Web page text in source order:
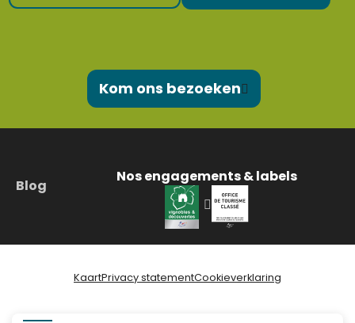
Kom ons bezoeken
Blog
Nos engagements & labels
KaartPrivacy statementCookieverklaring